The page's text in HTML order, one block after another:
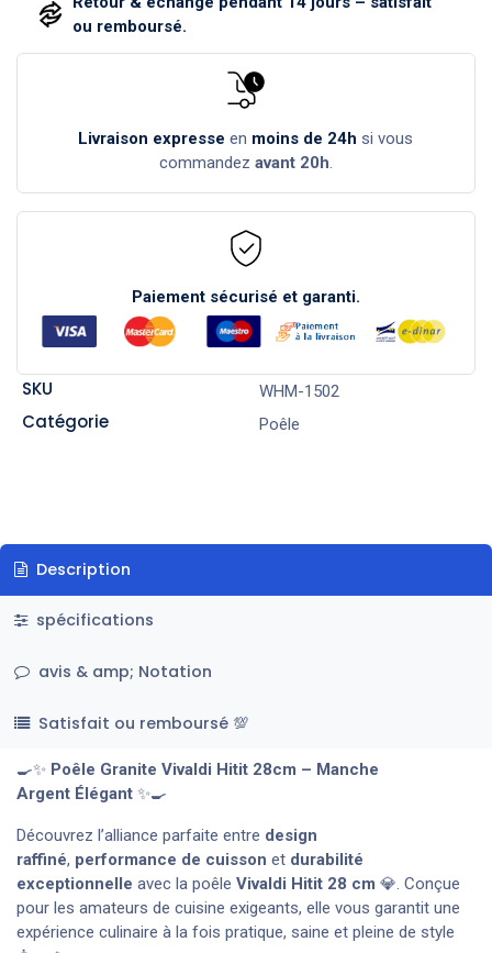
ou remboursé.
Livraison expresse en moins de 24h si vous
commandez avant 20h.
Paiement sécurisé et garanti.
SKU WHM-1502
Catégorie Poêle
Description
spécifications
avis & amp; Notation
Satisfait ou remboursé 💯
🍳✨ Poêle Granite Vivaldi Hitit 28cm – Manche
Argent Élégant ✨🍳
Découvrez l’alliance parfaite entre design
raffiné, performance de cuisson et durabilité
exceptionnelle avec la poêle Vivaldi Hitit 28 cm 💎. Conçue
pour les amateurs de cuisine exigeants, elle vous garantit une
expérience culinaire à la fois pratique, saine et pleine de style